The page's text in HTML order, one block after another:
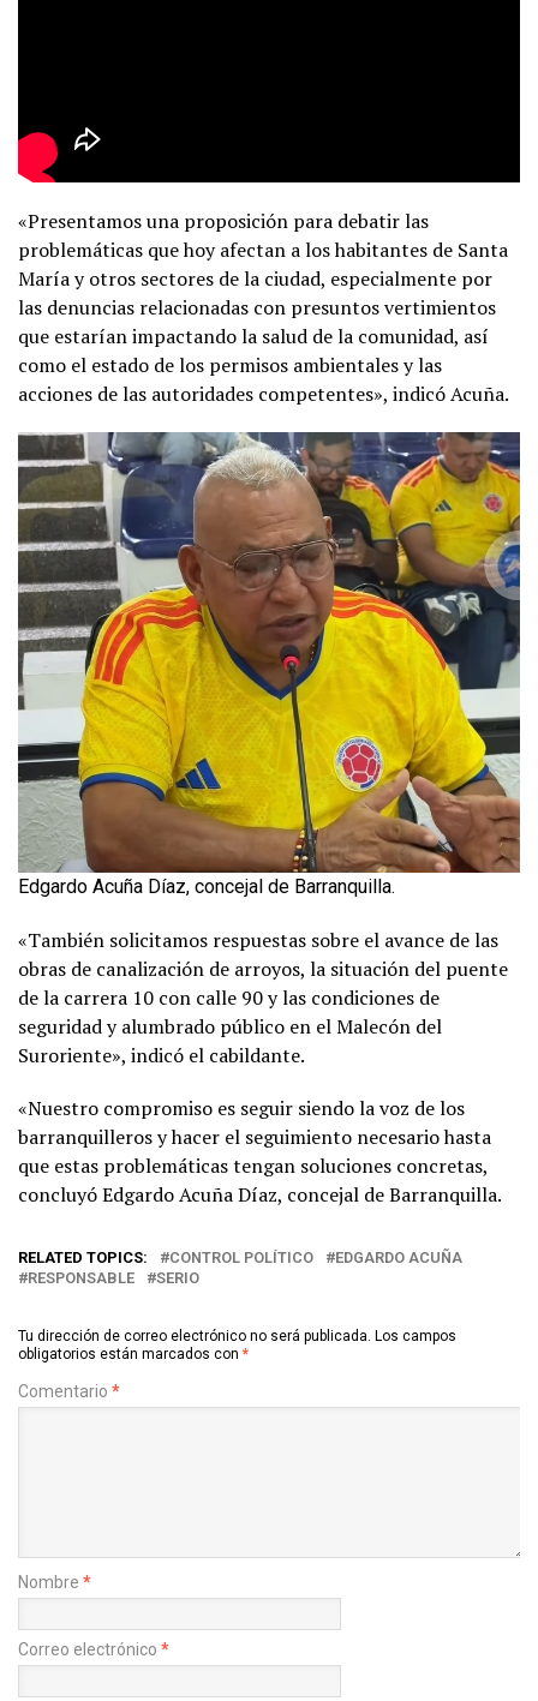
«Presentamos una proposición para debatir las
problemáticas que hoy afectan a los habitantes de Santa
María y otros sectores de la ciudad, especialmente por
las denuncias relacionadas con presuntos vertimientos
que estarían impactando la salud de la comunidad, así
como el estado de los permisos ambientales y las
acciones de las autoridades competentes», indicó Acuña.
Edgardo Acuña Díaz, concejal de Barranquilla.
«También solicitamos respuestas sobre el avance de las
obras de canalización de arroyos, la situación del puente
de la carrera 10 con calle 90 y las condiciones de
seguridad y alumbrado público en el Malecón del
Suroriente», indicó el cabildante.
«Nuestro compromiso es seguir siendo la voz de los
barranquilleros y hacer el seguimiento necesario hasta
que estas problemáticas tengan soluciones concretas,
concluyó Edgardo Acuña Díaz, concejal de Barranquilla.
RELATED TOPICS: CONTROL POLÍTICO
EDGARDO ACUÑA
RESPONSABLE
SERIO
Tu dirección de correo electrónico no será publicada. Los campos
obligatorios están marcados con *
Comentario *
Nombre *
Correo electrónico *